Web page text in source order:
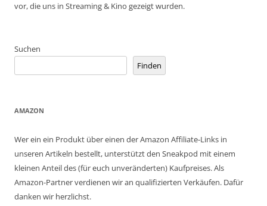
vor, die uns in Streaming & Kino gezeigt wurden.
Suchen
Finden
AMAZON
Wer ein ein Produkt über einen der Amazon Affiliate-Links in
unseren Artikeln bestellt, unterstützt den Sneakpod mit einem
kleinen Anteil des (für euch unveränderten) Kaufpreises. Als
Amazon-Partner verdienen wir an qualifizierten Verkäufen. Dafür
danken wir herzlichst.